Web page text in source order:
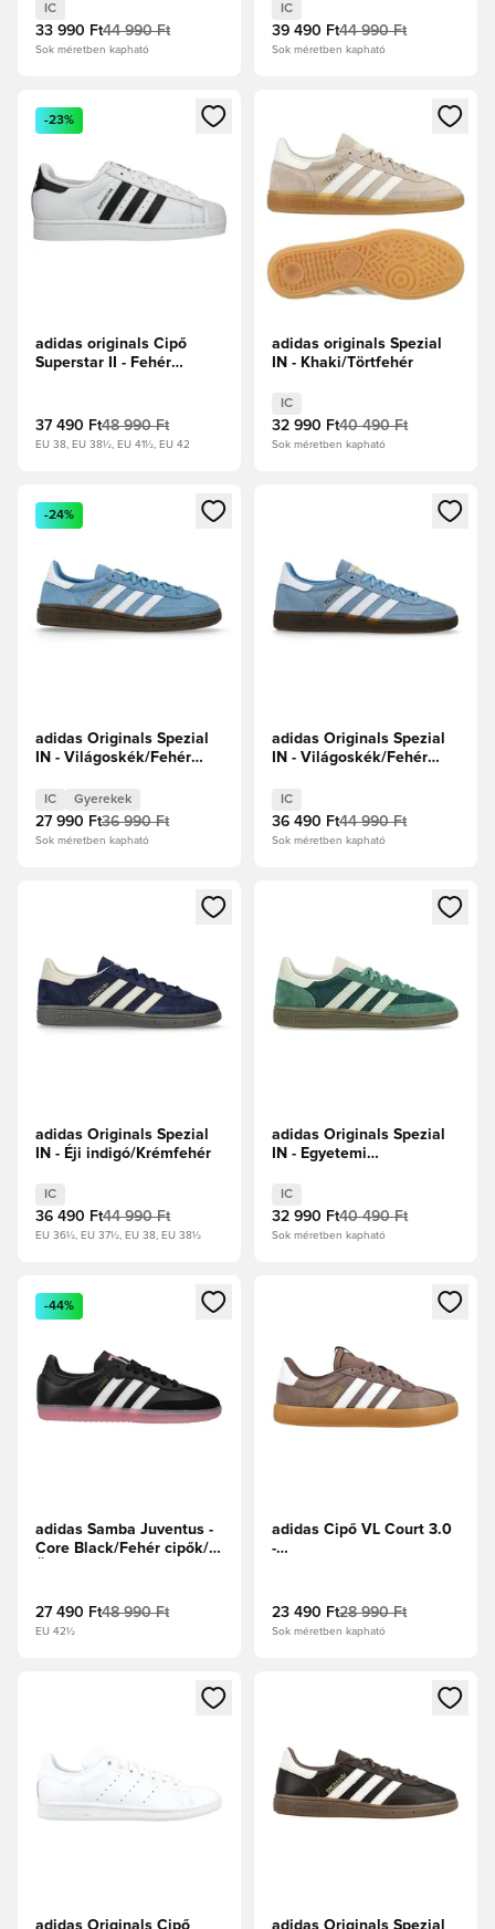
IC
33 990 Ft44 990 Ft
Sok méretben kapható
IC
39 490 Ft44 990 Ft
Sok méretben kapható
Megnyit egy modált a bejelentkezéshez vagy a tagként
-23%
adidas originals Cipő
Superstar II - Fehér
37 490 Ft48 990 Ft
EU 38, EU 38½, EU 41½, EU 42
Megnyit egy modált a
adidas originals Spezial
IN - Khaki/Törtfehér
IC
32 990 Ft40 490 Ft
Sok méretben kapható
Megnyit egy modált a bejelentkezéshez vagy a tagként
-24%
adidas Originals Spezial
IN - Világoskék/Fehér
IC Gyerekek
27 990 Ft36 990 Ft
Sok méretben kapható
Megnyit egy modált a
adidas Originals Spezial
IN - Világoskék/Fehér
IC
36 490 Ft44 990 Ft
Sok méretben kapható
Megnyit egy modált a bejelentkezéshez vagy a tagként
adidas Originals Spezial
IN - Éji indigó/Krémfehér
IC
36 490 Ft44 990 Ft
EU 36½, EU 37½, EU 38, EU 38½
Megnyit egy modált a
adidas Originals Spezial
IN - Egyetemi
IC
32 990 Ft40 490 Ft
Sok méretben kapható
Megnyit egy modált a bejelentkezéshez vagy a tagként
-44%
adidas Samba Juventus -
Core Black/Fehér cipők/
27 490 Ft48 990 Ft
EU 42½
Megnyit egy modált a
adidas Cipő VL Court 3.0
-
23 490 Ft28 990 Ft
Sok méretben kapható
Megnyit egy modált a bejelentkezéshez vagy a tagként
adidas Originals Cipő
Megnyit egy modált a
adidas Originals Spezial